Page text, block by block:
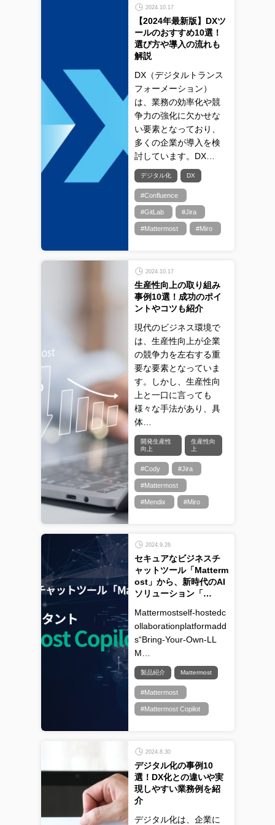
2024.10.17
【2024年最新版】DXツ
ールのおすすめ10選！
選び方や導入の流れも
解説
DX（デジタルトランス
フォーメーション）
は、業務の効率化や競
争力の強化に欠かせな
い要素となっており、
多くの企業が導入を検
討しています。DX…
デジタル化 DX
#Confluence
#GitLab #Jira
#Mattermost #Miro
2024.10.17
生産性向上の取り組み
事例10選！成功のポイ
ントやコツも紹介
現代のビジネス環境で
は、生産性向上が企業
の競争力を左右する重
要な要素となっていま
す。しかし、生産性向
上と一口に言っても
様々な手法があり、具
体…
開発生産性
向上
生産性向
上
#Cody #Jira
#Mattermost
#Mendix #Miro
2024.9.26
セキュアなビジネスチ
ャットツール「Matterm
ost」から、新時代のAI
ソリューション「…
Mattermostself-hostedc
ollaborationplatformadd
s“Bring-Your-Own-LL
M…
製品紹介 Mattermost
#Mattermost
#Mattermost Copilot
2024.8.30
デジタル化の事例10
選！DX化との違いや実
現しやすい業務例を紹
介
デジタル化は、企業に